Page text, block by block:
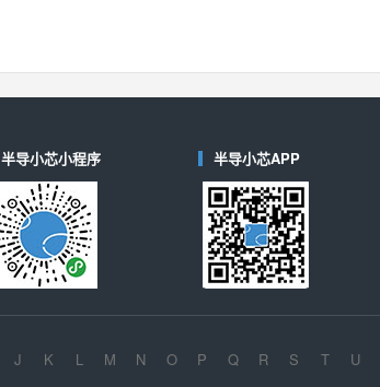
半导小芯小程序 半导小芯APP
J K L M N O P Q R S T U